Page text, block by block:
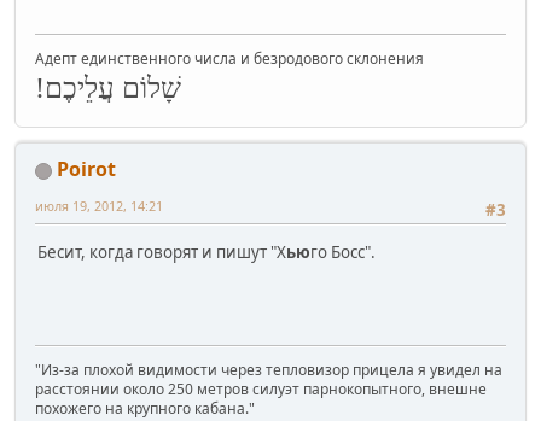
Адепт единственного числа и безродового склонения
שָׁלוֹם עֲלֵיכֶם!
Poirot
#3
июля 19, 2012, 14:21
Бесит, когда говорят и пишут "Хьюго Босс".
"Из-за плохой видимости через тепловизор прицела я увидел на
расстоянии около 250 метров силуэт парнокопытного, внешне
похожего на крупного кабана."